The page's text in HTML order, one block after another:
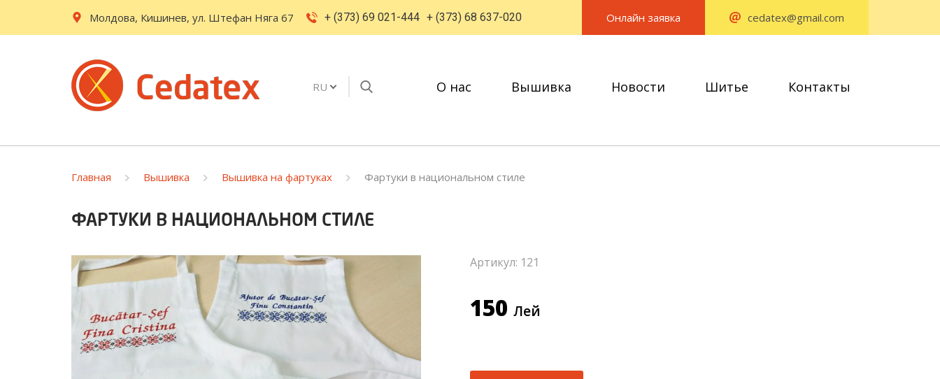
Молдова, Кишинев, ул. Штефан Няга 67 + (373) 69 021-444 + (373) 68 637-020 Онлайн заявка cedatex@gmail.com
RU О нас Вышивка Новости Шитье Контакты
Главная Вышивка Вышивка на фартуках Фартуки в национальном стиле
ФАРТУКИ В НАЦИОНАЛЬНОМ СТИЛЕ
Артикул: 121
150 Лей